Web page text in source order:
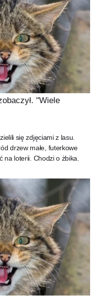
"Wiele
się zdjęciami z lasu.
drzew małe, futerkowe
loterii. Chodzi o żbika.